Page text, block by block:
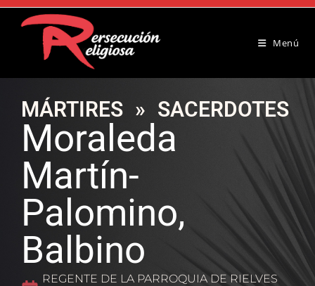
Menú
MÁRTIRES » SACERDOTES
Moraleda
Martín-
Palomino,
Balbino
REGENTE DE LA PARROQUIA DE RIELVES